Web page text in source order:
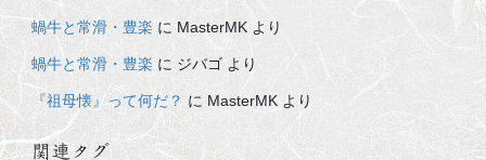
蝸牛と常滑・豊楽 に MasterMK より
蝸牛と常滑・豊楽 に ジバゴ より
『祖母懐』って何だ？ に MasterMK より
関連タグ